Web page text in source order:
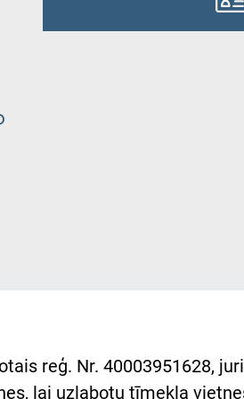
reģ. Nr. 40003951628,
lai uzlabotu tīmekļa